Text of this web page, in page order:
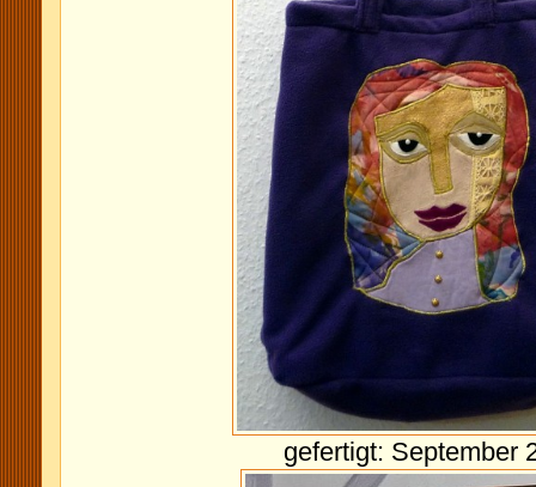
gefertigt: September